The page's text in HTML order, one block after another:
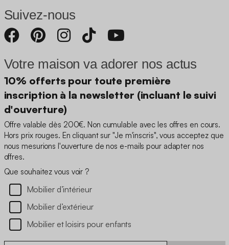
Suivez-nous
Votre maison va adorer nos actus
10% offerts pour toute première
inscription à la newsletter (incluant le suivi
d'ouverture)
Offre valable dès 200€. Non cumulable avec les offres en cours.
Hors prix rouges. En cliquant sur "Je m'inscris", vous acceptez que
nous mesurions l'ouverture de nos e-mails pour adapter nos
offres.
Que souhaitez vous voir ?
Mobilier d’intérieur
Mobilier d’extérieur
Mobilier et loisirs pour enfants